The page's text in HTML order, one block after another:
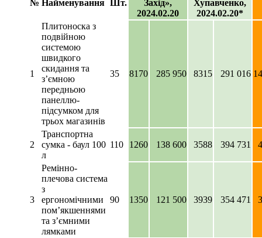
№ Найменування Шт.
Захід»,
2024.02.20
Хупавченко,
2024.02.20*
1
Плитоноска з
подвійною
системою
швидкого
скидання та
з’ємною
передньою
панеллю-
підсумком для
трьох магазинів
35 8170 285 950 8315 291 016
2
Транспортна
сумка - баул 100
л
110 1260 138 600 3588 394 731
3
Ремінно-
плечова система
з
ергономічними
пом’якшеннями
та з’ємними
лямками
90 1350 121 500 3939 354 471